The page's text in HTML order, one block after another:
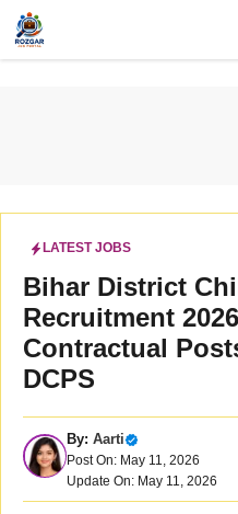
Skip
content
LATEST JOBS
Bihar District
Recruitment
Contractual
DCPS
By: Aarti
Post On: May 11, 2026
Update On: May 11, 2026